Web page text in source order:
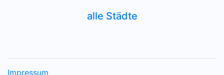
alle Städte
Impressum